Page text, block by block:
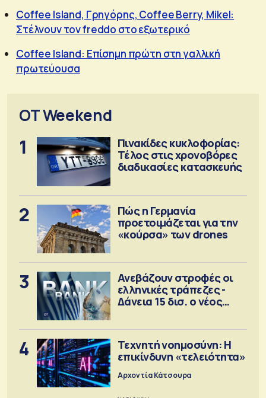
Coffee Island, Γρηγόρης, Coffee Berry, Mikel:
Στέλνουν τον freddo στο εξωτερικό
Coffee Island: Επίσημη πρώτη στη γαλλική
πρωτεύουσα
OT Weekend
1
Πινακίδες κυκλοφορίας:
Τέλος στις χρονοβόρες
διαδικασίες κατασκευής
2
Πώς η Γερμανία
προετοιμάζεται για την
«κούρσα» των drones
3
Ανεβάζουν στροφές οι
ελληνικές τράπεζες -
Δάνεια 15 δισ. ο νέος
4
Τεχνητή νοημοσύνη: Η
επικίνδυνη «τελειότητα»
Αρχοντία Κάτσουρα